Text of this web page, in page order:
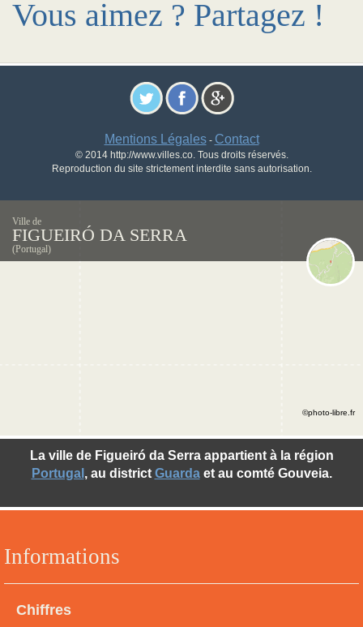
Vous aimez ? Partagez !
Mentions Légales- Contact
© 2014 http://www.villes.co. Tous droits réservés.
Reproduction du site strictement interdite sans autorisation.
Ville de
FIGUEIRÓ DA SERRA
(Portugal)
Informations
Chiffres
La ville de Figueiró da Serra appartient à la région
Portugal , au district Guardaet au comté Gouveia.
©photo-libre.fr